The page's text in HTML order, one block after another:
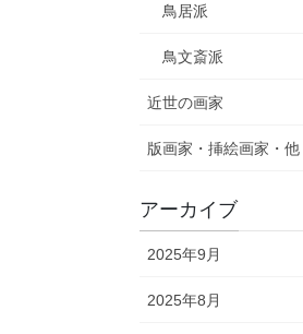
鳥居派
鳥文斎派
近世の画家
版画家・挿絵画家・他
アーカイブ
2025年9月
2025年8月